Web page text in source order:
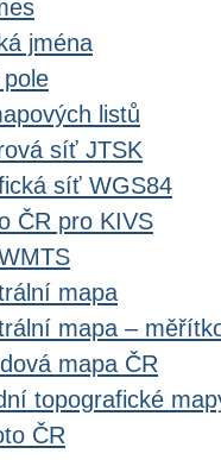
jména
listů
síť JTSK
síť WGS84
ČR pro KIVS
mapa
mapa –
mapa ČR
topografické
ČR